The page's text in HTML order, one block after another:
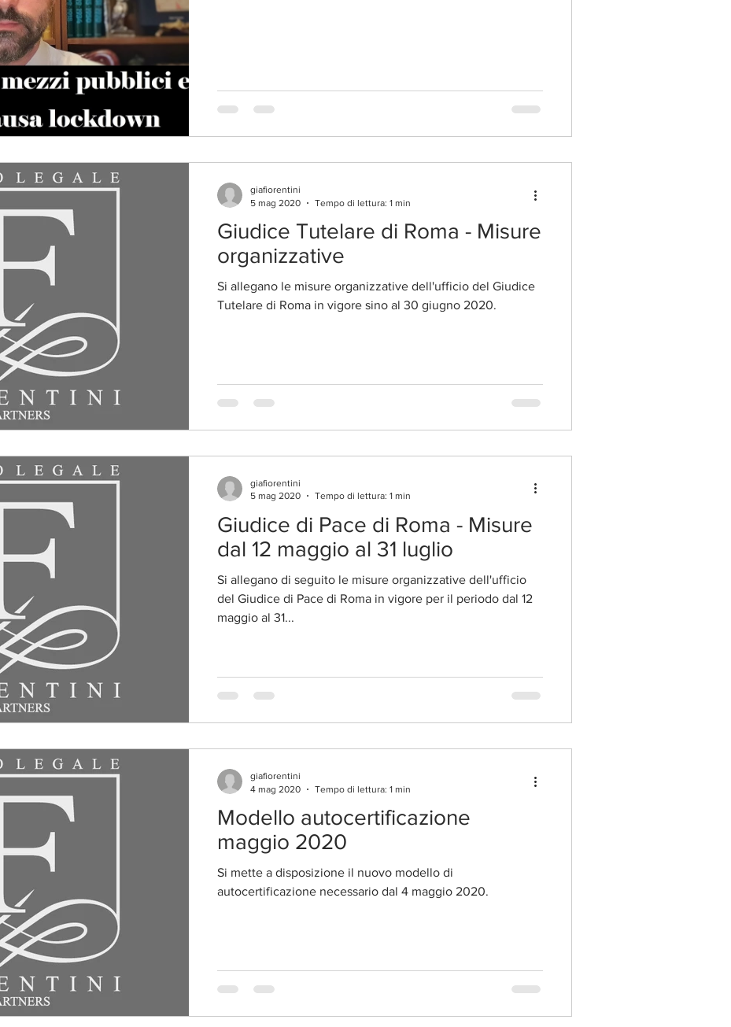
Giudice Tutelare di Roma - Misure
organizzative
Si allegano le misure organizzative dell'ufficio del Giudice
Tutelare di Roma in vigore sino al 30 giugno 2020.
giafiorentini
5 mag 2020
Tempo di lettura: 1 min
Giudice di Pace di Roma - Misure
dal 12 maggio al 31 luglio
Si allegano di seguito le misure organizzative dell'ufficio
del Giudice di Pace di Roma in vigore per il periodo dal 12
maggio al 31...
giafiorentini
5 mag 2020
Tempo di lettura: 1 min
Modello autocertificazione
maggio 2020
Si mette a disposizione il nuovo modello di
autocertificazione necessario dal 4 maggio 2020.
giafiorentini
4 mag 2020
Tempo di lettura: 1 min